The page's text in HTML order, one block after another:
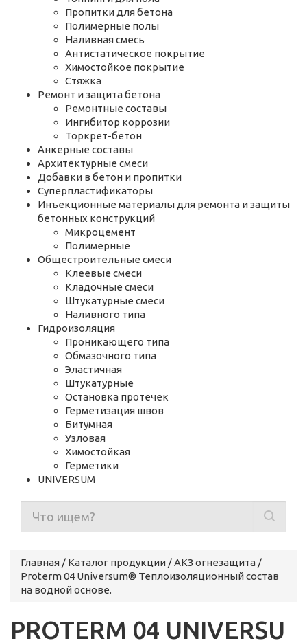
Пропитки для бетона
Полимерные полы
Наливная смесь
Антистатическое покрытие
Химостойкое покрытие
Стяжка
Ремонт и защита бетона
Ремонтные составы
Ингибитор коррозии
Торкрет-бетон
Анкерные составы
Архитектурные смеси
Добавки в бетон и пропитки
Суперпластификаторы
Инъекционные материалы для ремонта и защиты
бетонных конструкций
Микроцемент
Полимерные
Общестроительные смеси
Клеевые смеси
Кладочные смеси
Штукатурные смеси
Наливного типа
Гидроизоляция
Проникающего типа
Обмазочного типа
Эластичная
Штукатурные
Остановка протечек
Герметизация швов
Битумная
Узловая
Химостойкая
Герметики
UNIVERSUM
Главная / Каталог продукции /АКЗ огнезащита /
Proterm 04 Universum® Теплоизоляционный состав
на водной основе.
PROTERM 04 UNIVERSU